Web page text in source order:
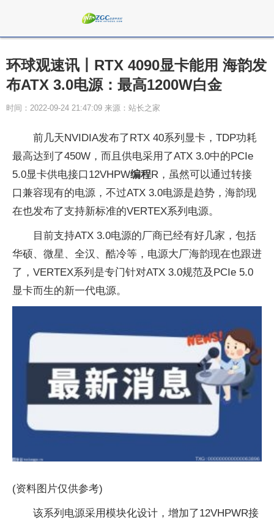
环球观速讯丨RTX 4090显卡能用 海韵发
布ATX 3.0电源：最高1200W白金
时间：2022-09-24 21:47:09 来源：站长之家
前几天NVIDIA发布了RTX 40系列显卡，TDP功耗
最高达到了450W，而且供电采用了ATX 3.0中的PCIe
5.0显卡供电接口12VHPW编程R，虽然可以通过转接
口兼容现有的电源，不过ATX 3.0电源是趋势，海韵现
在也发布了支持新标准的VERTEX系列电源。
目前支持ATX 3.0电源的厂商已经有好几家，包括
华硕、微星、全汉、酷冷等，电源大厂海韵现在也跟进
了，VERTEX系列是专门针对ATX 3.0规范及PCIe 5.0
显卡而生的新一代电源。
(资料图片仅供参考)
该系列电源采用模块化设计，增加了12VHPWR接